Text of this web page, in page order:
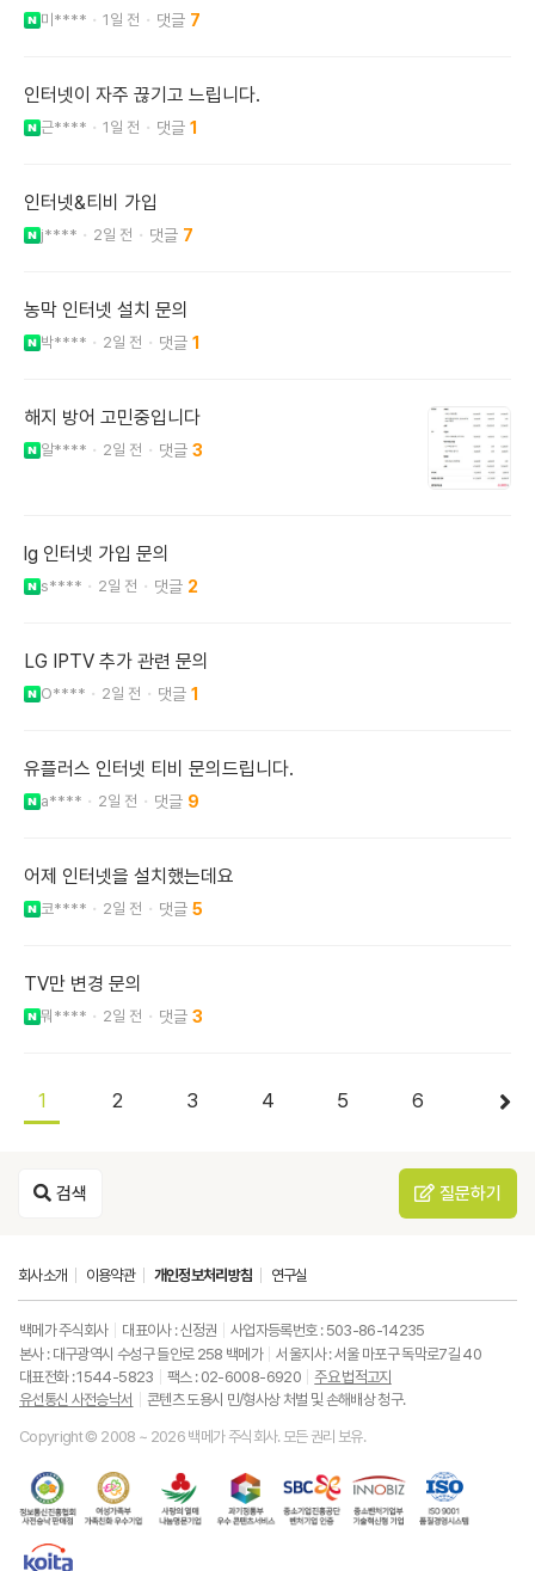
미**** 1일 전 7
인터넷이 자주 끊기고 느립니다.
근**** 1일 전 1
인터넷&티비 가입
j**** 2일 전 7
농막 인터넷 설치 문의
박**** 2일 전 1
해지 방어 고민중입니다
알**** 2일 전 3
lg 인터넷 가입 문의
s**** 2일 전 2
LG IPTV 추가 관련 문의
O**** 2일 전 1
유플러스 인터넷 티비 문의드립니다.
a**** 2일 전 9
어제 인터넷을 설치했는데요
코**** 2일 전 5
TV만 변경 문의
뭐**** 2일 전 3
1 2 3 4 5 6
검색 질문하기
회사소개 이용약관 개인정보처리방침 연구실
백메가 주식회사 대표이사 : 신정권
사업자등록번호 : 503-86-14235
본사 : 대구광역시 수성구 들안로 258 백메가
서울지사 : 서울 마포구 독막로7길 40
대표전화 : 1544-5823
팩스 : 02-6008-6920
주요 법적고지
유선통신 사전승낙서
콘텐츠 도용시 민/형사상 처벌 및 손해배상 청구.
Copyright © 2008 ~ 2026 백메가 주식회사. 모든 권리 보유.
정
보
신
가
랑
의
열
통
중
소
기
업
중
소
벤
처
ISO9001
경
한
국